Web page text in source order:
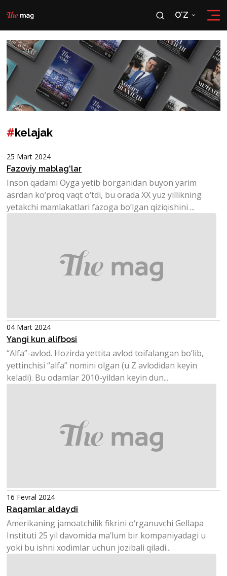
OʻZ
RU
OʻZ
#kelajak
25 Mart 2024
Fazoviy mablag‘lar
Inson qadami Oyga yetib borganidan buyon yarim
asrdan ko‘proq vaqt o‘tdi, bu orada XX yuz yillikning
yetakchi mamlakatlari fazoga bo‘lgan qiziqishini ...
04 Mart 2024
Yangi kun alifbosi
“Alfa”-avlod. Hozirda yettita avlod toifalangan bo‘lib,
yettinchisi “alfa” nomini olgan (u Z avlodidan keyin
keladi). Bu odamlar 2010-yildan keyin dun...
16 Fevral 2024
Raqamlar aldaydi
Amerikaning jamoatchilik fikrini o‘rganuvchi Gellapa
Instituti 25 yil davomida ma’lum bir kompaniyadagi u
yoki bu ishni xodimlar uchun jozibali qiladi...